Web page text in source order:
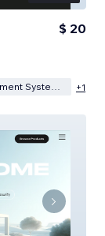
$ 20
CMS (Content Management Systeem) +1